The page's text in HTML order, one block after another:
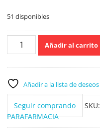
era:
51 disponibles
Mascarilla
Proteccion
individual
cantidad
Añadir al carrito
Añadir a la lista de deseos
Seguir comprando SKU:
PARAFARMACIA